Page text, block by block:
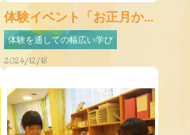
体験イベント「お正月か...
体験を通しての幅広い学び
2024/12/18